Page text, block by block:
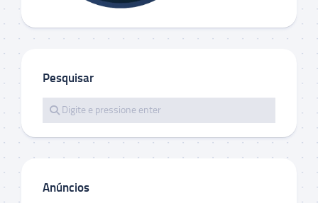
Pesquisar
Anúncios